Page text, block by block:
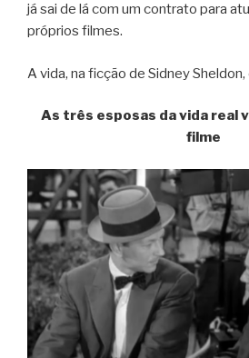
já sai de lá com um contrato para
próprios filmes.
A vida, na ficção de Sidney
As três esposas da vida real
filme